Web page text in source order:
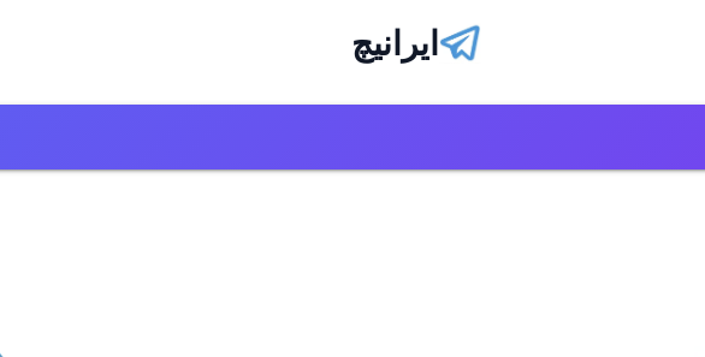
ایرانیچ